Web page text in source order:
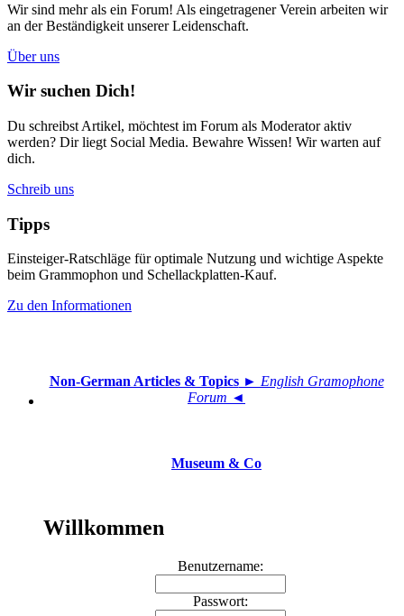
Wir sind mehr als ein Forum! Als eingetragener Verein arbeiten wir
an der Beständigkeit unserer Leidenschaft.
Über uns
Wir suchen Dich!
Du schreibst Artikel, möchtest im Forum als Moderator aktiv
werden? Dir liegt Social Media. Bewahre Wissen! Wir warten auf
dich.
Schreib uns
Tipps
Einsteiger-Ratschläge für optimale Nutzung und wichtige Aspekte
beim Grammophon und Schellackplatten-Kauf.
Zu den Informationen
Non-German Articles & Topics► English Gramophone
Forum ◄
Museum & Co
Willkommen
Benutzername:
Passwort: